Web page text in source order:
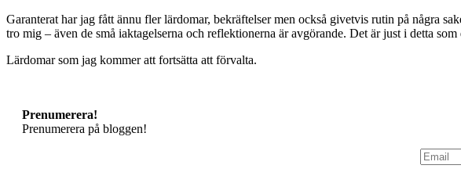
Garanterat har jag fått ännu fler lärdomar, bekräftelser men också givetvis rutin på några
tro mig – även de små iaktagelserna och reflektionerna är avgörande. Det är just i detta
Lärdomar som jag kommer att fortsätta att förvalta.
Prenumerera!
Prenumerera på bloggen!